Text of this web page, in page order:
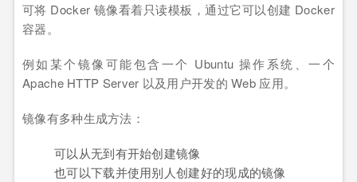
可将 Docker 镜像看着只读模板，通过它可以创建 Docker
容器。
例如某个镜像可能包含一个 Ubuntu 操作系统、一个
Apache HTTP Server 以及用户开发的 Web 应用。
镜像有多种生成方法：
可以从无到有开始创建镜像
也可以下载并使用别人创建好的现成的镜像